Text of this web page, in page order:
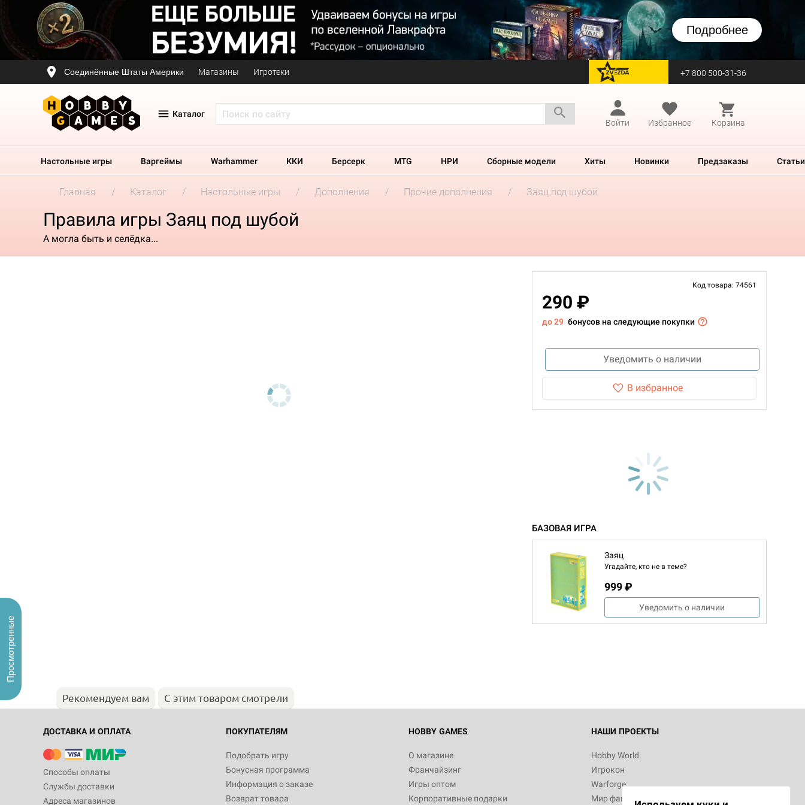
Подробнее
Соединённые Штаты Америки Магазины Игротеки перейти на Zvezda +7 800 500-31-36
Каталог
Войти
Избранное Корзина
Настольные игры Варгеймы Warhammer ККИ Берсерк MTG НРИ Сборные модели Хиты Новинки Предзаказы Статьи
Главная Каталог Настольные игры Дополнения Прочие дополнения Заяц под шубой
Правила игры Заяц под шубой
А могла быть и селёдка...
Код товара: 74561
290 ₽
до 29 бонусов на следующие покупки
Уведомить о наличии
В избранное
БАЗОВАЯ ИГРА
Заяц
Угадайте, кто не в теме?
999 ₽
Уведомить о наличии
Рекомендуем вам С этим товаром смотрели
ДОСТАВКА И ОПЛАТА
Способы оплаты
Службы доставки
Адреса магазинов
ПОКУПАТЕЛЯМ
Подобрать игру
Бонусная программа
Информация о заказе
Возврат товара
HOBBY GAMES
О магазине
Франчайзинг
Игры оптом
Корпоративные подарки
НАШИ ПРОЕКТЫ
Hobby World
Игрокон
Warforge
Мир фантастики
Просмотренные
Белая смерть
12 990
Настольная игра Hobby World Берсерк.